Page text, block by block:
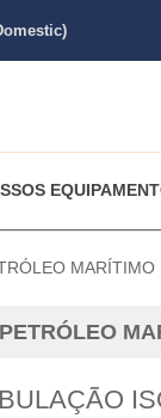
MARÍTIMO